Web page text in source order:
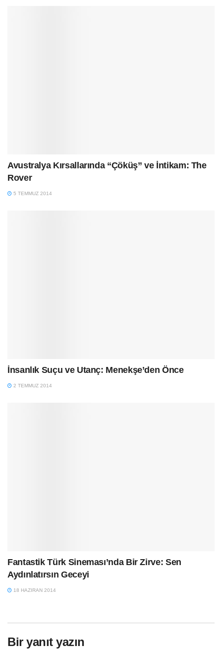
Avustralya Kırsallarında “Çöküş” ve İntikam: The
Rover
5 TEMMUZ 2014
İnsanlık Suçu ve Utanç: Menekşe’den Önce
2 TEMMUZ 2014
Fantastik Türk Sineması’nda Bir Zirve: Sen
Aydınlatırsın Geceyi
18 HAZIRAN 2014
Bir yanıt yazın